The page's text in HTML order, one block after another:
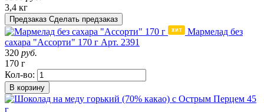
3,4 кг
Предзаказ Сделать предзаказ
Мармелад без
сахара "Ассорти" 170 г Арт. 2391
320 руб.
170 г
Кол-во:
В корзину